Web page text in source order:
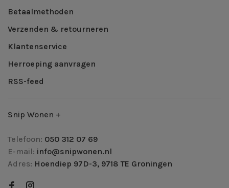
Betaalmethoden
Verzenden & retourneren
Klantenservice
Herroeping aanvragen
RSS-feed
Snip Wonen +
Telefoon: 050 312 07 69
E-mail: info@snipwonen.nl
Adres: Hoendiep 97D-3, 9718 TE Groningen